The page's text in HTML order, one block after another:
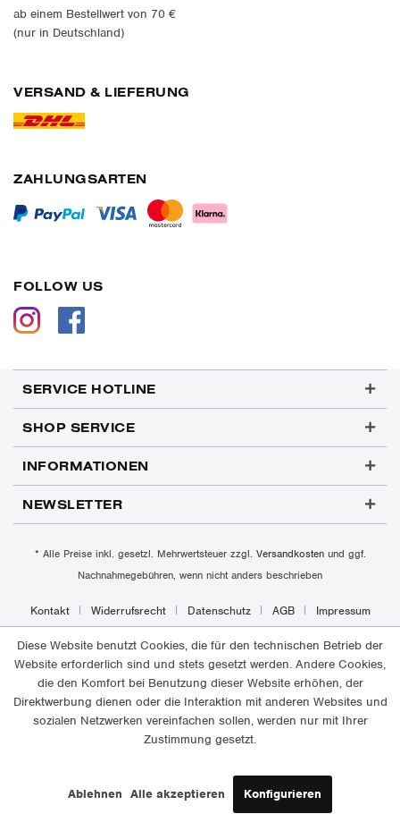
ab einem Bestellwert von 70 €
(nur in Deutschland)
VERSAND & LIEFERUNG
ZAHLUNGSARTEN
FOLLOW US
SERVICE HOTLINE
SHOP SERVICE
INFORMATIONEN
NEWSLETTER
* Alle Preise inkl. gesetzl. Mehrwertsteuer zzgl. Versandkostenund ggf.
Nachnahmegebühren, wenn nicht anders beschrieben
Kontakt Widerrufsrecht Datenschutz AGB Impressum
Diese Website benutzt Cookies, die für den technischen Betrieb der
Website erforderlich sind und stets gesetzt werden. Andere Cookies,
die den Komfort bei Benutzung dieser Website erhöhen, der
Direktwerbung dienen oder die Interaktion mit anderen Websites und
sozialen Netzwerken vereinfachen sollen, werden nur mit Ihrer
Zustimmung gesetzt.
Ablehnen Alle akzeptieren Konfigurieren